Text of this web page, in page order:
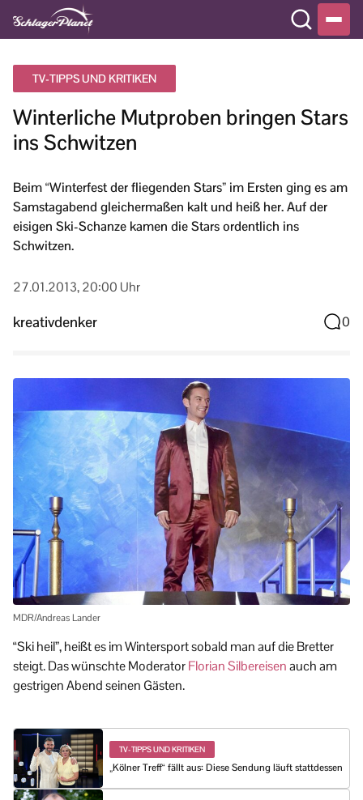
TV-TIPPS UND KRITIKEN
Winterliche Mutproben bringen Stars
ins Schwitzen
Beim “Winterfest der fliegenden Stars” im Ersten ging es am
Samstagabend gleichermaßen kalt und heiß her. Auf der
eisigen Ski-Schanze kamen die Stars ordentlich ins
Schwitzen.
27.01.2013, 20:00 Uhr
kreativdenker 0
MDR/Andreas Lander
“Ski heil”, heißt es im Wintersport sobald man auf die Bretter
steigt. Das wünschte ModeratorFlorian Silbereisenauch am
gestrigen Abend seinen Gästen.
TV-TIPPS UND KRITIKEN
„Kölner Treff“ fällt aus: Diese Sendung läuft stattdessen